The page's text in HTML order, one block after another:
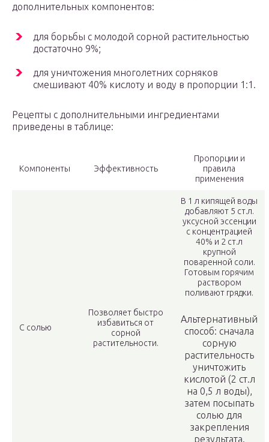
дополнительных компонентов:
для борьбы с молодой сорной растительностью
достаточно 9%;
для уничтожения многолетних сорняков
смешивают 40% кислоту и воду в пропорции 1:1.
Рецепты с дополнительными ингредиентами
приведены в таблице:
Компоненты Эффективность
Пропорции и
правила
применения
С солью
Позволяет быстро
избавиться от
сорной
растительности.
В 1 л кипящей воды
добавляют 5 ст.л.
уксусной эссенции
с концентрацией
40% и 2 ст.л
крупной
поваренной соли.
Готовым горячим
раствором
поливают грядки.
Альтернативный
способ: сначала
сорную
растительность
уничтожить
кислотой (2 ст.л
на 0,5 л воды),
затем посыпать
солью для
закрепления
результата.